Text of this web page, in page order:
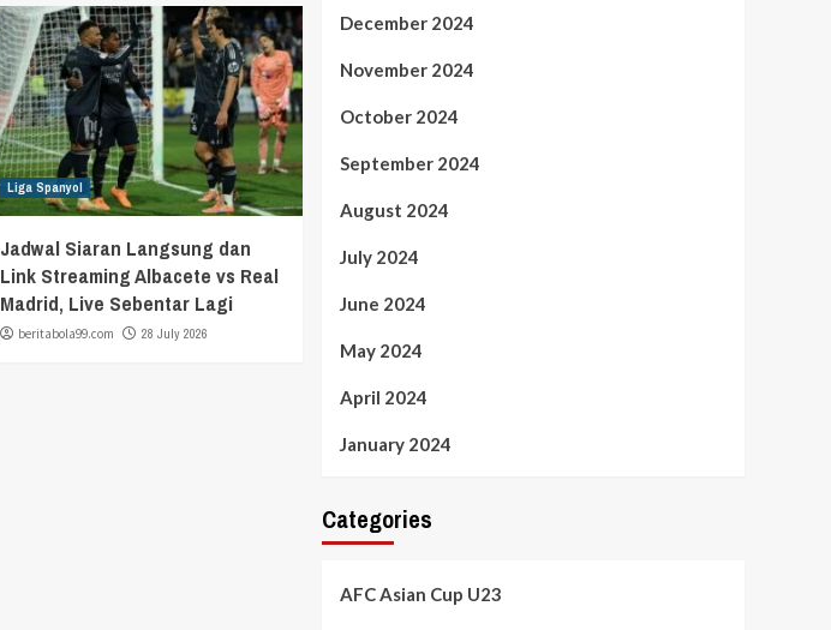
Liga Spanyol
Jadwal Siaran Langsung dan
Link Streaming Albacete vs Real
Madrid, Live Sebentar Lagi
beritabola99.com 28 July 2026
December 2024
November 2024
October 2024
September 2024
August 2024
July 2024
June 2024
May 2024
April 2024
January 2024
Categories
AFC Asian Cup U23